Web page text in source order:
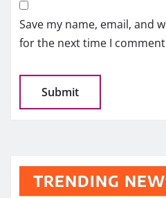
Save my name, email, and
for the next time I
TRENDING